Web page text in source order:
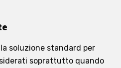
soluzione standard per
soprattutto quando